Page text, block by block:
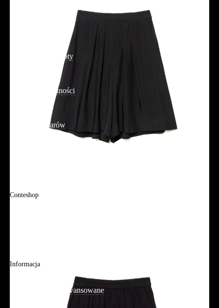
Reklamacje i zwroty
Polityka prywatności
Tabela rozmiarów
Conteshop
Informacja
Wyszukiwanie zaawansowane